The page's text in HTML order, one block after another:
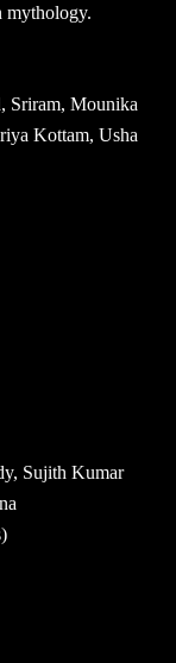
mythology.
Sriram, Mounika
Kottam, Usha
Sujith Kumar